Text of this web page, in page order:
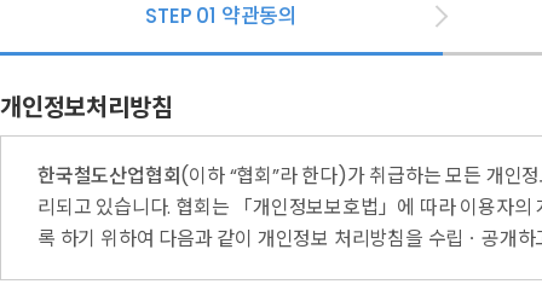
STEP 01 약관동의
개인정보처리방침
한국철도산업협회(이하 “협회”라 한다)가 취급하는 모든 개인
리되고 있습니다. 협회는 「개인정보보호법」에 따라 이용자
록 하기 위하여 다음과 같이 개인정보 처리방침을 수립ㆍ공개